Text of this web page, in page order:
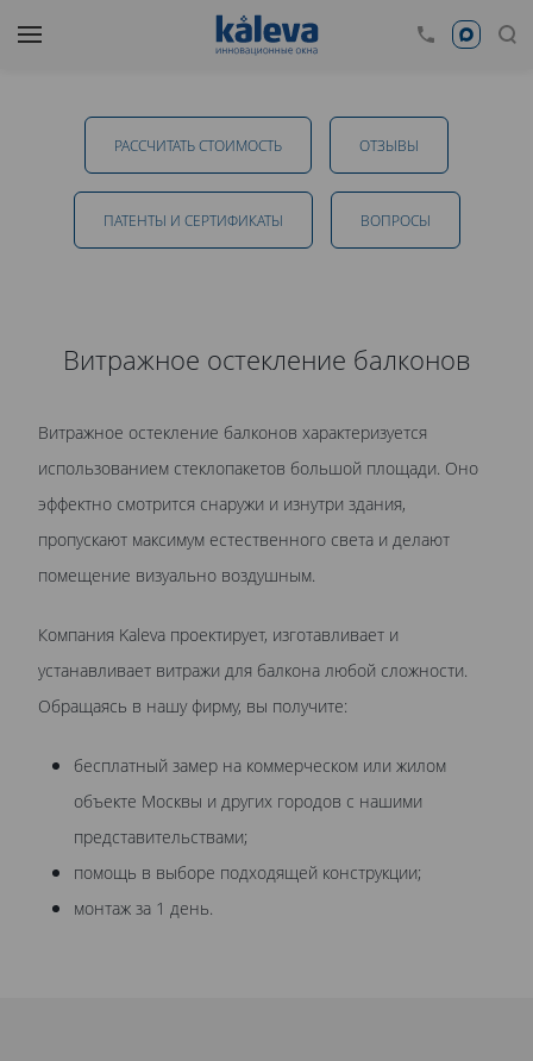
Витражное остекление балконов в
Краснодаре
от 13 500 руб.
согласие на обработку персональных данных
политикой обработки персональных данных
ознакомлен.
РАССЧИТАТЬ СТОИМОСТЬ ОТЗЫВЫ
ПАТЕНТЫ И СЕРТИФИКАТЫ ВОПРОСЫ
Витражное остекление балконов
Витражное остекление балконов характеризуется
использованием стеклопакетов большой площади. Оно
эффектно смотрится снаружи и изнутри здания,
пропускают максимум естественного света и делают
помещение визуально воздушным.
Компания Kaleva проектирует, изготавливает и
устанавливает витражи для балкона любой сложности.
Обращаясь в нашу фирму, вы получите:
бесплатный замер на коммерческом или жилом
объекте Москвы и других городов с нашими
представительствами;
помощь в выборе подходящей конструкции;
монтаж за 1 день.